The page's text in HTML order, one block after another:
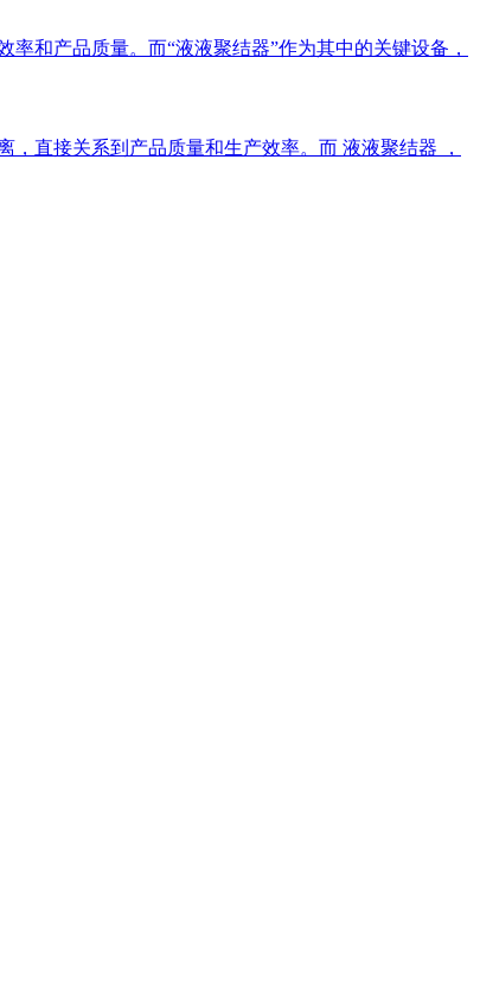
和产品质量。而“液液聚结器”作为其中的关键设备，
直接关系到产品质量和生产效率。而 液液聚结器 ，